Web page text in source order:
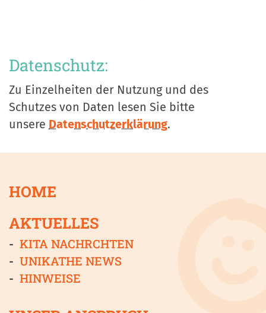
Datenschutz:
Zu Einzelheiten der Nutzung und des
Schutzes von Daten lesen Sie bitte
unsere Datenschutzerklärung.
HOME
AKTUELLES
KITA NACHRCHTEN
UNIKATHE NEWS
HINWEISE